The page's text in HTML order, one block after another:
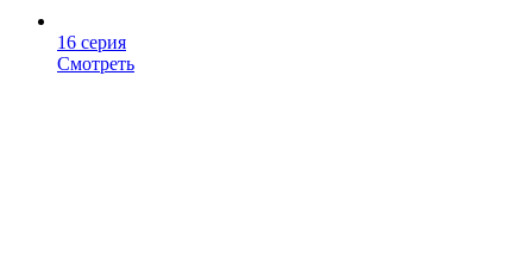
16 серия
Смотреть